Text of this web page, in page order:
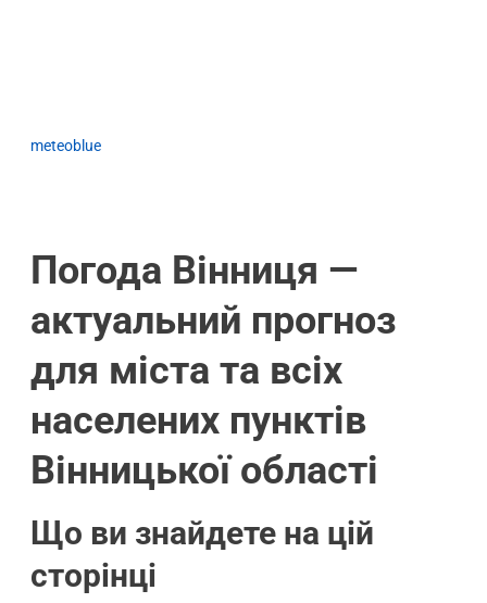
meteoblue
Погода Вінниця —
актуальний прогноз
для міста та всіх
населених пунктів
Вінницької області
Що ви знайдете на цій
сторінці